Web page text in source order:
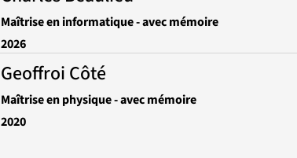
Maîtrise en informatique - avec mémoire
2026
Geoffroi Côté
Maîtrise en physique - avec mémoire
2020